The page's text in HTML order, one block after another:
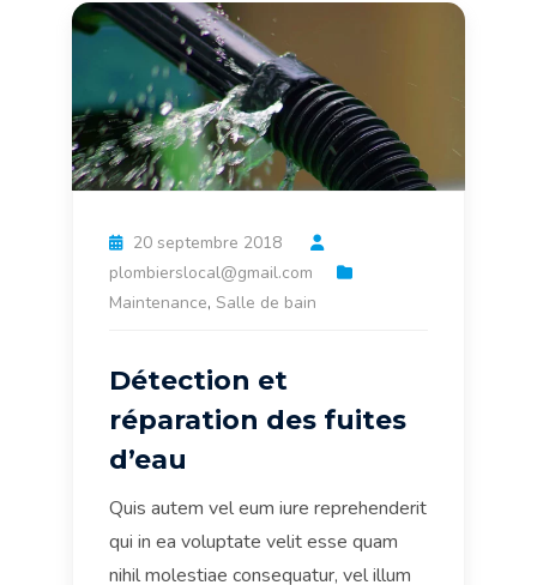
20 septembre 2018
plombierslocal@gmail.com
Maintenance, Salle de bain
Détection et
réparation des fuites
d’eau
Quis autem vel eum iure reprehenderit
qui in ea voluptate velit esse quam
nihil molestiae consequatur, vel illum